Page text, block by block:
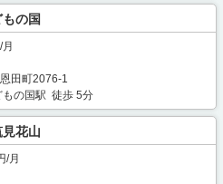
の国
田町2076-1
もの国駅 徒歩 5分
花山
/月